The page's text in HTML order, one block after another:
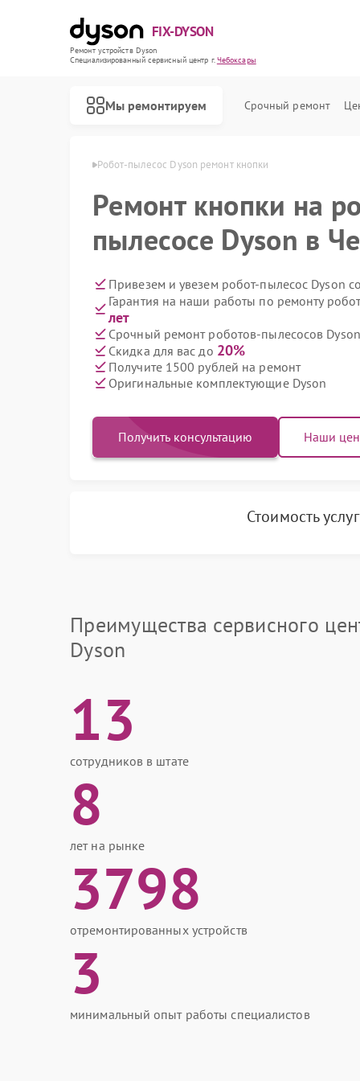
FIX-DYSON
Ремонт устройств Dyson
Специализированный cервисный центр г.Чебоксары
Мы ремонтируем Срочный ремонт
в Чебоксарах Робот-пылесос Dyson ремонт кнопки
Ремонт кнопки на
пылесосе Dyson в
Привезем и увезем робот-пылесос Dyson
Гарантия на наши работы по ремонту
лет
Срочный ремонт роботов-пылесосов
Скидка для вас до 20%
Получите 1500 рублей на ремонт
Оригинальные комплектующие Dyson
Получить консультацию Наши
Стоимость
Преимущества сервисного
Dyson
13
сотрудников в штате
8
лет на рынке
3798
отремонтированных устройств
3
минимальный опыт работы специалистов